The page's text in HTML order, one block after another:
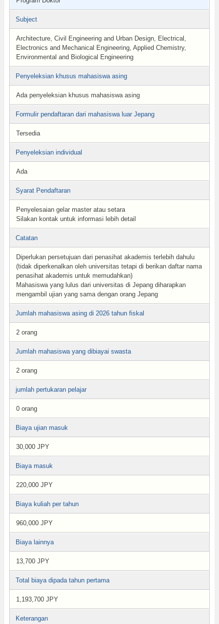
Subject
Architecture, Civil Engineering and Urban Design, Electrical,
Electronics and Mechanical Engineering, Applied Chemistry,
Environmental and Biological Engineering
Penyeleksian khusus mahasiswa asing
Ada penyeleksian khusus mahasiswa asing
Formulir pendaftaran dari mahasiswa luar Jepang
Tersedia
Penyeleksian individual
Ada
Syarat Pendaftaran
Penyelesaian gelar master atau setara
Silakan kontak untuk informasi lebih detail
Catatan
Diperlukan persetujuan dari penasihat akademis terlebih dahulu
(tidak diperkenalkan oleh universitas tetapi di berikan daftar nama
penasihat akademis untuk memudahkan)
Mahasiswa yang lulus dari universitas di Jepang diharapkan
mengambil ujian yang sama dengan orang Jepang
Jumlah mahasiswa asing di 2026 tahun fiskal
2 orang
Jumlah mahasiswa yang dibiayai swasta
2 orang
jumlah pertukaran pelajar
0 orang
Biaya ujian masuk
30,000 JPY
Biaya masuk
220,000 JPY
Biaya kuliah per tahun
960,000 JPY
Biaya lainnya
13,700 JPY
Total biaya dipada tahun pertama
1,193,700 JPY
Keterangan